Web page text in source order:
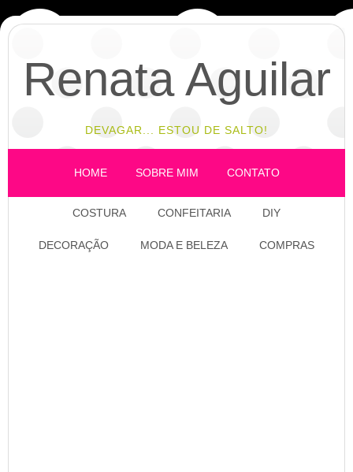
Renata Aguilar
DEVAGAR... ESTOU DE SALTO!
HOME SOBRE MIM CONTATO
COSTURA CONFEITARIA DIY
DECORAÇÃO MODA E BELEZA COMPRAS